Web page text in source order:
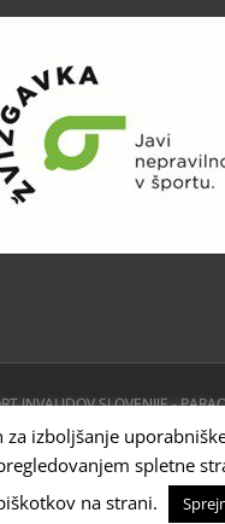
INVALIDOV SLOVENIJE -
23, 1231 LJUBLJANA,
WordPress
za izboljšanje
spletne
na strani.